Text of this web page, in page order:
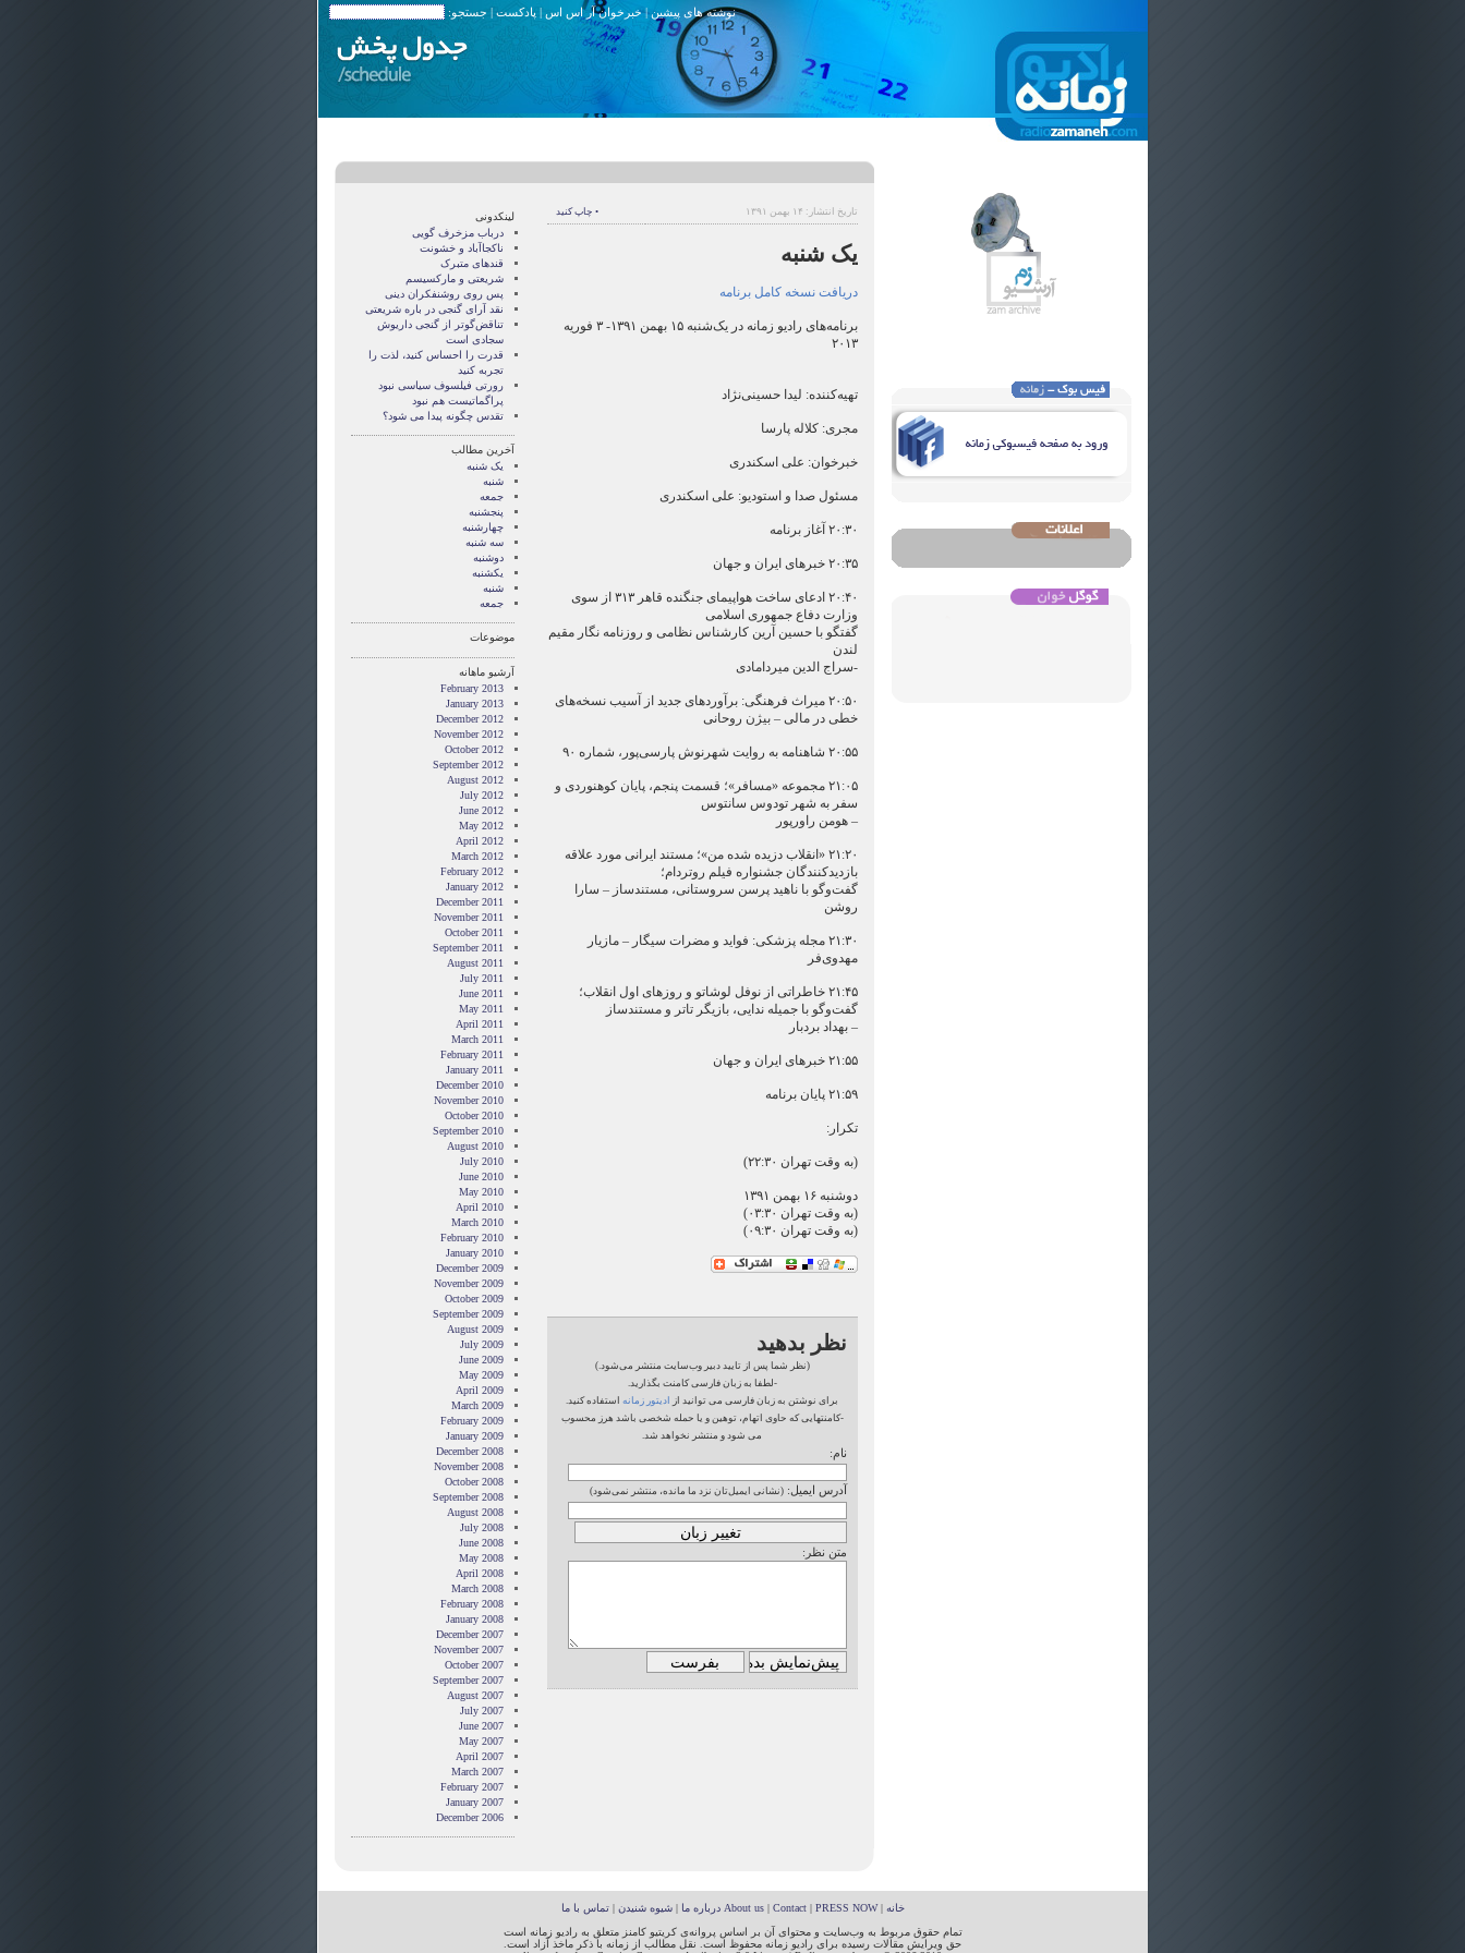
نوشته های پیشین|خبرخوان آر اس اس |پادکست | جستجو:
تاریخ انتشار: ۱۴ بهمن ۱۳۹۱ • چاپ کنید
یک شنبه
دریافت نسخه کامل برنامه
برنامه‌های رادیو زمانه در یک‌شنبه ۱۵ بهمن ۱۳۹۱- ۳ فوریه
۲۰۱۳
تهیه‌کننده: لیدا حسینی‌نژاد
مجری: کلاله پارسا
خبرخوان: علی اسکندری
مسئول صدا و استودیو: علی اسکندری
۲۰:۳۰ آغاز برنامه
۲۰:۳۵ خبرهای ایران و جهان
۲۰:۴۰ ادعای ساخت هواپیمای جنگنده قاهر ۳۱۳ از سوی
وزارت دفاع جمهوری اسلامی
گفتگو با حسین آرین کارشناس نظامی و روزنامه نگار مقیم
لندن
-سراج الدین میردامادی
۲۰:۵۰ میراث فرهنگی: برآوردهای جدید از آسیب نسخه‌های
خطی در مالی – بیژن روحانی
۲۰:۵۵ شاهنامه به روایت شهرنوش پارسی‌پور، شماره ۹۰
۲۱:۰۵ مجموعه «مسافر»؛ قسمت پنجم، پایان کوهنوردی و
سفر به شهر تودوس سانتوس
– هومن راورپور
۲۱:۲۰ «انقلاب دزیده شده من»؛ مستند ایرانی مورد علاقه
بازدیدکنندگان جشنواره فیلم روتردام؛
گفت‌وگو با ناهید پرسن سروستانی، مستندساز – سارا
روشن
۲۱:۳۰ مجله پزشکی: فواید و مضرات سیگار – مازیار
مهدوی‌فر
۲۱:۴۵ خاطراتی از نوفل لوشاتو و روزهای اول انقلاب؛
گفت‌وگو با جمیله ندایی، بازیگر تاتر و مستندساز
– بهداد بردبار
۲۱:۵۵ خبرهای ایران و جهان
۲۱:۵۹ پایان برنامه
تکرار:
(به وقت تهران ۲۲:۳۰)
دوشنبه ۱۶ بهمن ۱۳۹۱
(به وقت تهران ۰۳:۳۰)
(به وقت تهران ۰۹:۳۰)
نظر بدهید
(نظر شما پس از تایید دبیر وب‌سایت منتشر می‌شود.)
-لطفا به زبان فارسی کامنت بگذارید.
برای نوشتن به زبان فارسی می توانید از
ادیتور زمانه استفاده کنید.
-کامنتهایی که حاوی اتهام، توهین و یا حمله شخصی باشد هرز محسوب
می شود و منتشر نخواهد شد.
نام:
آدرس ایمیل: (نشانی ایمیل‌تان نزد ما مانده، منتشر نمی‌شود)
متن نظر:
لینکدونی
درباب مزخرف گویی
ناکجاآباد و خشونت
قندهای متبرک
شریعتی و مارکسیسم
پس روی روشنفکران دینی
نقد آرای گنجی در باره شریعتی
تناقض‌گوتر از گنجی داريوش
سجادی است
قدرت را احساس کنید، لذت را
تجربه کنید
رورتی فيلسوف سياسی نبود
پراگماتيست هم نبود
تقدس چگونه پيدا می شود؟
آخرین مطالب
یک شنبه
شنبه
جمعه
پنجشنبه
چهارشنبه
سه شنبه
دوشنبه
یکشنبه
شنبه
جمعه
موضوعات
آرشیو ماهانه
February 2013
January 2013
December 2012
November 2012
October 2012
September 2012
August 2012
July 2012
June 2012
May 2012
April 2012
March 2012
February 2012
January 2012
December 2011
November 2011
October 2011
September 2011
August 2011
July 2011
June 2011
May 2011
April 2011
March 2011
February 2011
January 2011
December 2010
November 2010
October 2010
September 2010
August 2010
July 2010
June 2010
May 2010
April 2010
March 2010
February 2010
January 2010
December 2009
November 2009
October 2009
September 2009
August 2009
July 2009
June 2009
May 2009
April 2009
March 2009
February 2009
January 2009
December 2008
November 2008
October 2008
September 2008
August 2008
July 2008
June 2008
May 2008
April 2008
March 2008
February 2008
January 2008
December 2007
November 2007
October 2007
September 2007
August 2007
July 2007
June 2007
May 2007
April 2007
March 2007
February 2007
January 2007
December 2006
خانه |
About us| Contact| PRESS NOW درباره ما |شیوه شنیدن |تماس با ما
تمام حقوق مربوط به وب‌سایت و محتوای آن بر اساس پروانه‌ی کریتیو کامنز متعلق به رادیو زمانه است
حق ویرایش مقالات رسیده برای رادیو زمانه محفوظ است. نقل مطالب از زمانه با ذکر ماخذ آزاد است.